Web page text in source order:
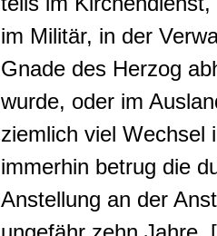
im Militär, in der
Gnade des Herzog
wurde, oder im
ziemlich viel Wechsel
immerhin betrug die
Anstellung an der